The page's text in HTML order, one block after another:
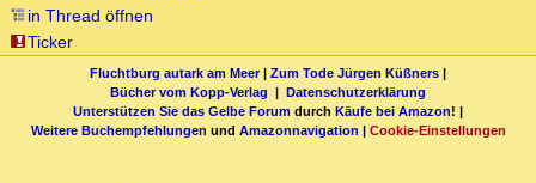
in Thread öffnen
Ticker
Fluchtburg autark am Meer| Zum Tode Jürgen Küßners |
Bücher vom Kopp-Verlag | Datenschutzerklärung
Unterstützen Sie das Gelbe Forum durch Käufe bei Amazon! |
Weitere Buchempfehlungen und Amazonnavigation | Cookie-Einstellungen